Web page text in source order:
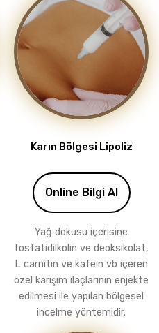
Karın Bölgesi Lipoliz
Online Bilgi Al
Yağ dokusu içerisine
fosfatidilkolin ve deoksikolat,
L carnitin ve kafein vb içeren
özel karışım ilaçlarının enjekte
edilmesi ile yapılan bölgesel
incelme yöntemidir.